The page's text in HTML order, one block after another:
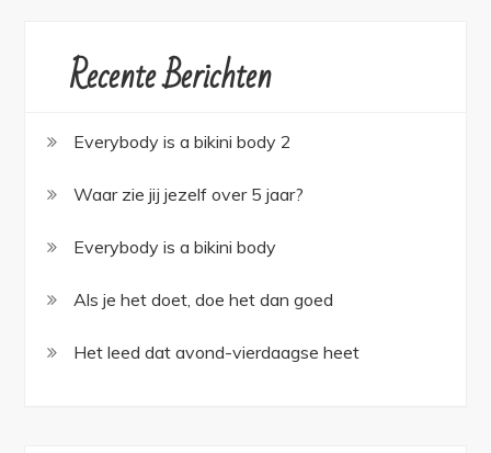
Recente Berichten
Everybody is a bikini body 2
Waar zie jij jezelf over 5 jaar?
Everybody is a bikini body
Als je het doet, doe het dan goed
Het leed dat avond-vierdaagse heet